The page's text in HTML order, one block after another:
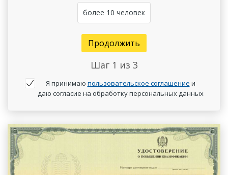
более 10 человек
Продолжить
Шаг 1 из 3
Я принимаю пользовательское соглашение и
даю согласие на обработку персональных данных